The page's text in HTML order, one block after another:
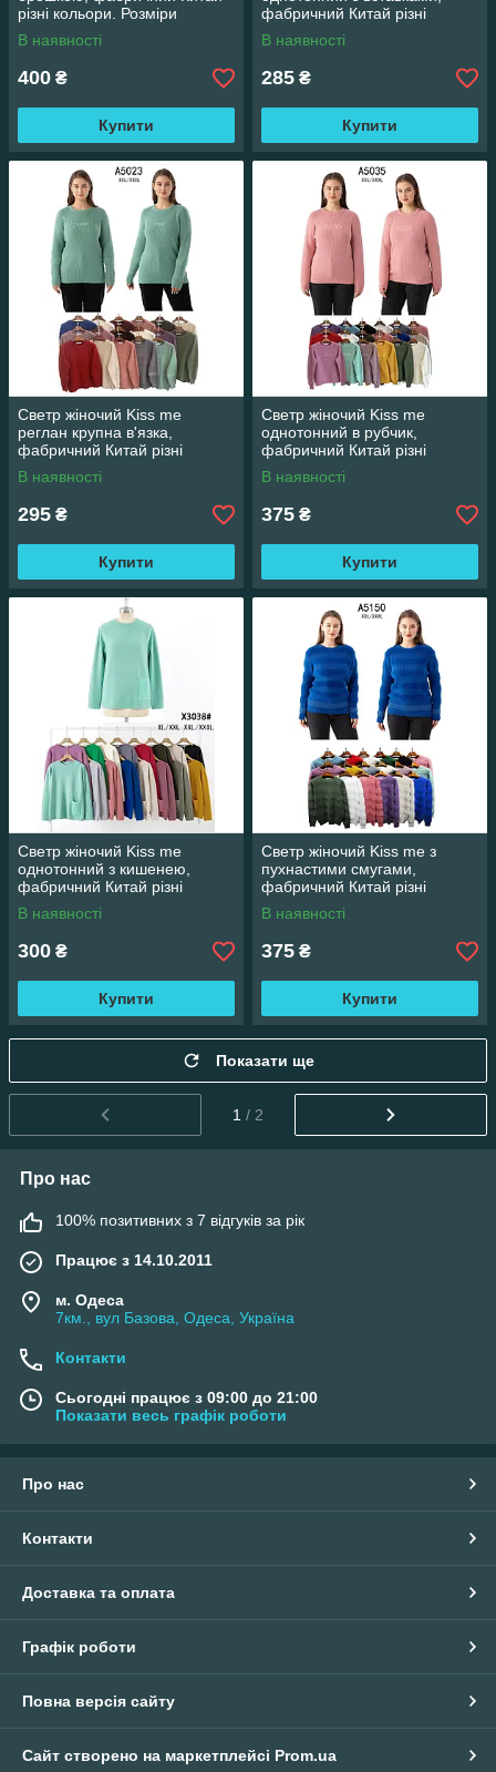
різні кольори. Розміри
2XL/3XL-3XL/4XL
В наявності
400 ₴
Купити
фабричний Китай різні
кольори. Розміри XXL/XXXL
В наявності
285 ₴
Купити
Светр жіночий Kiss me
реглан крупна в'язка,
фабричний Китай різні
кольори. Розміри XXL/XXXL
В наявності
295 ₴
Купити
Светр жіночий Kiss me
однотонний в рубчик,
фабричний Китай різні
кольори. Розміри XXL/XXXL
В наявності
375 ₴
Купити
Светр жіночий Kiss me
однотонний з кишенею,
фабричний Китай різні
кольори. Розміри XL - XXXL
В наявності
300 ₴
Купити
Светр жіночий Kiss me з
пухнастими смугами,
фабричний Китай різні
кольори. Розміри XXL/XXXL
В наявності
375 ₴
Купити
Показати ще
1 / 2
Про нас
100% позитивних з 7 відгуків за рік
Працює з 14.10.2011
м. Одеса
7км., вул Базова, Одеса, Україна
Контакти
Сьогодні працює з 09:00 до 21:00
Показати весь графік роботи
Про нас
Контакти
Доставка та оплата
Графік роботи
Повна версія сайту
Сайт створено на маркетплейсі Prom.ua